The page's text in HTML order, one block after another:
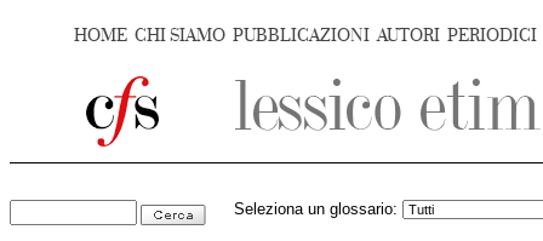
HOME CHI SIAMO PUBBLICAZIONI AUTORI PERIODICI
Seleziona un glossario: